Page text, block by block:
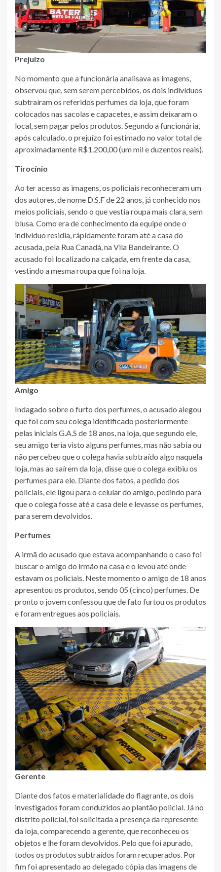
Prejuízo
No momento que a funcionária analisava as imagens,
observou que, sem serem percebidos, os dois indivíduos
subtraíram os referidos perfumes da loja, que foram
colocados nas sacolas e capacetes, e assim deixaram o
local, sem pagar pelos produtos. Segundo a funcionária,
após calculado, o prejuízo foi estimado no valor total de
aproximadamente R$1.200,00 (um mil e duzentos reais).
Tirocínio
Ao ter acesso as imagens, os policiais reconheceram um
dos autores, de nome D.S.F de 22 anos, já conhecido nos
meios policiais, sendo o que vestia roupa mais clara, sem
blusa. Como era de conhecimento da equipe onde o
indivíduo residia, rápidamente foram até a casa do
acusada, pela Rua Canadá, na Vila Bandeirante. O
acusado foi localizado na calçada, em frente da casa,
vestindo a mesma roupa que foi na loja.
Amigo
Indagado sobre o furto dos perfumes, o acusado alegou
que foi com seu colega identificado posteriormente
pelas iniciais G.A.S de 18 anos, na loja, que segundo ele,
seu amigo teria visto alguns perfumes, mas não sabia ou
não percebeu que o colega havia subtraído algo naquela
loja, mas ao saírem da loja, disse que o colega exibiu os
perfumes para ele. Diante dos fatos, a pedido dos
policiais, ele ligou para o celular do amigo, pedindo para
que o colega fosse até a casa dele e levasse os perfumes,
para serem devolvidos.
Perfumes
A irmã do acusado que estava acompanhando o caso foi
buscar o amigo do irmão na casa e o levou até onde
estavam os policiais. Neste momento o amigo de 18 anos
apresentou os produtos, sendo 05 (cinco) perfumes. De
pronto o jovem confessou que de fato furtou os produtos
e foram entregues aos policiais.
Gerente
Diante dos fatos e materialidade do flagrante, os dois
investigados foram conduzidos ao plantão policial. Já no
distrito policial, foi solicitada a presença da represente
da loja, comparecendo a gerente, que reconheceu os
objetos e lhe foram devolvidos. Pelo que foi apurado,
todos os produtos subtraídos foram recuperados. Por
fim foi apresentado ao delegado cópia das imagens de